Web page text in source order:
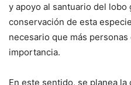
y apoyo al santuario del
conservación de esta
necesario que más
importancia.
En este sentido, se planea